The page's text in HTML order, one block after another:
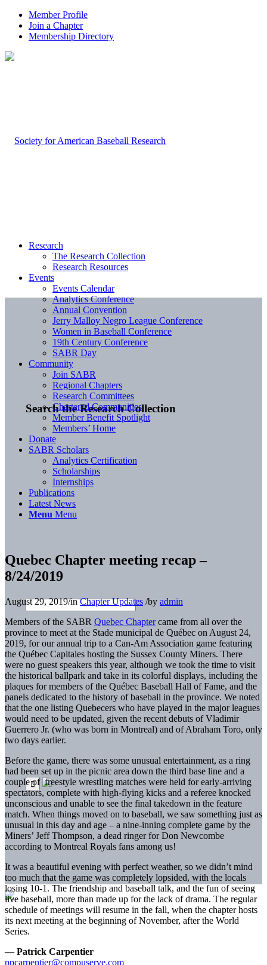
Member Profile
Join a Chapter
Membership Directory
Search the Research Collection
Research
The Research Collection
Research Resources
Events
Events Calendar
Analytics Conference
Annual Convention
Jerry Malloy Negro League Conference
Women in Baseball Conference
19th Century Conference
SABR Day
Community
Join SABR
Regional Chapters
Research Committees
Chartered Communities
Member Benefit Spotlight
Members’ Home
Donate
SABR Scholars
Analytics Certification
Scholarships
Internships
Publications
Latest News
Menu Menu
Quebec Chapter meeting recap –
8/24/2019
August 29, 2019/inChapter Updates /by admin
Members of the SABR Quebec Chaptercame from all over the
province to meet at the Stade municipal de Québec on August 24,
2019, for our annual trip to a Can-Am Association game featuring
the Québec Capitales hosting the Sussex County Miners. There
were no guest speakers this year, although we took the time to visit
the historical ballpark and take in its colorful displays, including the
plaques for members of the Québec Baseball Hall of Fame, and the
panels dedicated to the history of baseball in the province. We noted
that the one listing Quebecers who have played in the major leagues
would need to be updated, given the recent debuts of Vladimir
Guerrero Jr. (who was born in Montreal) and of Abraham Toro, only
two days earlier.
Before the game, there was some unusual entertainment, as a ring
had been set up in the picnic area down the third base line and a
couple of freestyle wrestling matches were held for early-arriving
spectators, complete with high-flying kicks and a referee knocked
unconscious and unable to see the final takedown in the feature
match. When things moved on to baseball, we saw something just as
unusual in this day and age – a nine-inning complete game by the
Miners’ Jeff Thompson, a dead ringer for Don Newcombe
according to Montreal Royals fans among us!
It was a beautiful evening with perfect weather, so we didn’t mind
too much that the game was completely lopsided, with the locals
losing 10-1. The friendship and baseball talk, and the fun of seeing
live baseball, more than made up for the lack of drama. The regular
schedule of meetings will resume in the fall, when the chapter hosts
its next meeting at the beginning of November, after the World
Series.
— Patrick Carpentier
ppcarpentier@compuserve.com